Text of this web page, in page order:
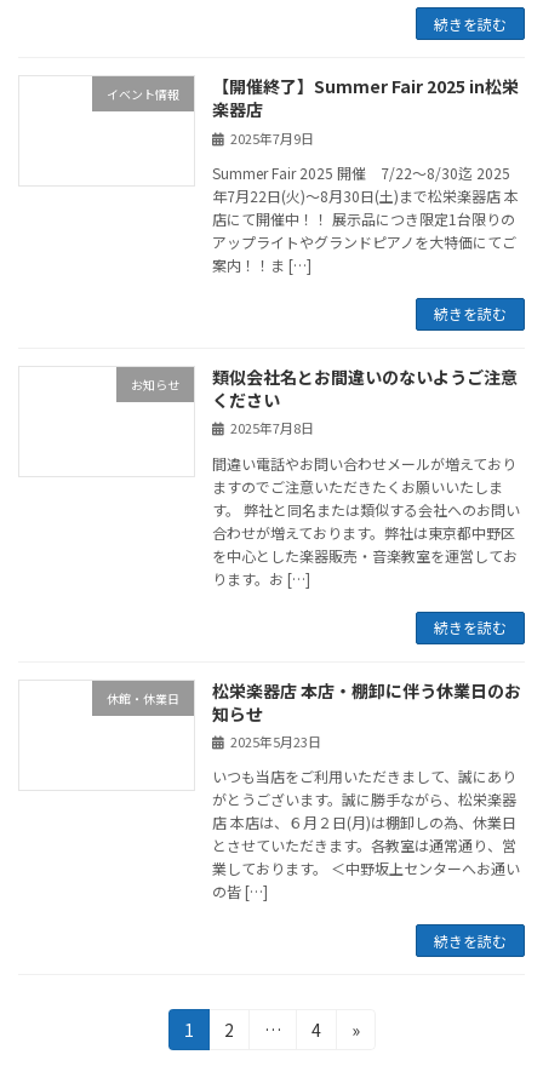
続きを読む
イベント情報
【開催終了】Summer Fair 2025 in松栄
楽器店
2025年7月9日
Summer Fair 2025 開催 7/22～8/30迄 2025
年7月22日(火)〜8月30日(土)まで松栄楽器店 本
店にて開催中！！ 展示品につき限定1台限りの
アップライトやグランドピアノを大特価にてご
案内！！ま […]
続きを読む
お知らせ
類似会社名とお間違いのないようご注意
ください
2025年7月8日
間違い電話やお問い合わせメールが増えており
ますのでご注意いただきたくお願いいたしま
す。 弊社と同名または類似する会社へのお問い
合わせが増えております。弊社は東京都中野区
を中心とした楽器販売・音楽教室を運営してお
ります。お […]
続きを読む
休館・休業日
松栄楽器店 本店・棚卸に伴う休業日のお
知らせ
2025年5月23日
いつも当店をご利用いただきまして、誠にあり
がとうございます。誠に勝手ながら、松栄楽器
店 本店は、６月２日(月)は棚卸しの為、休業日
とさせていただきます。各教室は通常通り、営
業しております。 ＜中野坂上センターへお通い
の皆 […]
続きを読む
固
定
1
固
2 …
固
4 »